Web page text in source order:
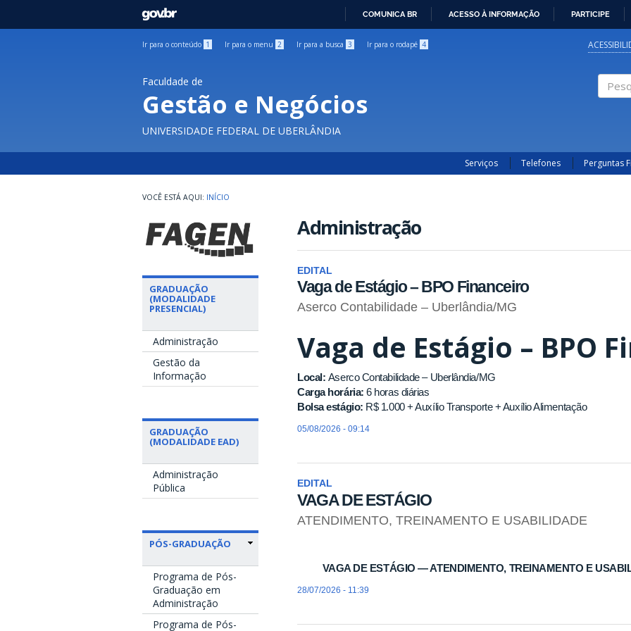
GOVBR
COMUNICA BR ACESSO À INFORMAÇÃO PARTICIPE
Ir para o conteúdo 1 Ir para o menu 2 Ir para a busca 3 Ir para o rodapé 4
Faculdade de
Gestão e Negócios
UNIVERSIDADE FEDERAL DE UBERLÂNDIA
Serviços Telefones Perguntas
INÍCIO
GRADUAÇÃO
(MODALIDADE
PRESENCIAL)
Administração
Gestão da
Informação
GRADUAÇÃO
(MODALIDADE EAD)
Administração
Pública
PÓS-GRADUAÇÃO
Programa de Pós-
Graduação em
Administração
Programa de Pós-
Administração
EDITAL
Vaga de Estágio – BPO Financeiro
Aserco Contabilidade – Uberlândia/MG
Vaga de Estágio – BPO
Local: Aserco Contabilidade – Uberlândia/MG
Carga horária: 6 horas diárias
Bolsa estágio: R$ 1.000 + Auxílio Transporte + Auxílio Alimentação
05/08/2026 - 09:14
EDITAL
VAGA DE ESTÁGIO
ATENDIMENTO, TREINAMENTO E USABILIDADE
VAGA DE ESTÁGIO — ATENDIMENTO, TREINAMENTO E
28/07/2026 - 11:39